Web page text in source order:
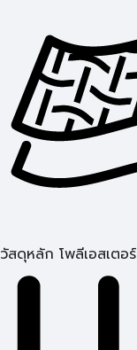
วัสดุหลัก โพลีเอสเตอร์